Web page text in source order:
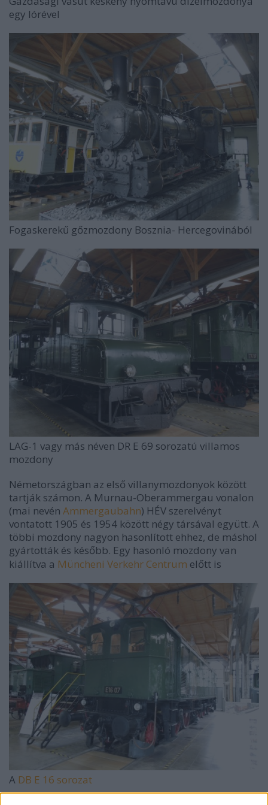
egy lórével
Fogaskerekű gőzmozdony Bosznia- Hercegovinából
LAG-1 vagy más néven DR E 69 sorozatú villamos
mozdony
Németországban az első villanymozdonyok között
tartják számon. A Murnau-Oberammergau vonalon
(mai nevén Ammergaubahn) HÉV szerelvényt
vontatott 1905 és 1954 között négy társával együtt. A
többi mozdony nagyon hasonlított ehhez, de máshol
gyártották és később. Egy hasonló mozdony van
kiállítva a Müncheni Verkehr Centrum előtt is
A DB E 16 sorozat